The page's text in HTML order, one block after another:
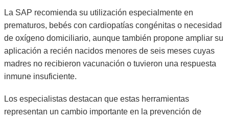
La SAP recomienda su utilización especialmente en
prematuros, bebés con cardiopatías congénitas o necesidad
de oxígeno domiciliario, aunque también propone ampliar su
aplicación a recién nacidos menores de seis meses cuyas
madres no recibieron vacunación o tuvieron una respuesta
inmune insuficiente.
Los especialistas destacan que estas herramientas
representan un cambio importante en la prevención de